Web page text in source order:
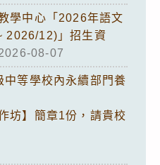
學中心「2026年語文
2026/12)」招生資
08-07
等學校內永續部門養
坊】簡章1份，請貴校